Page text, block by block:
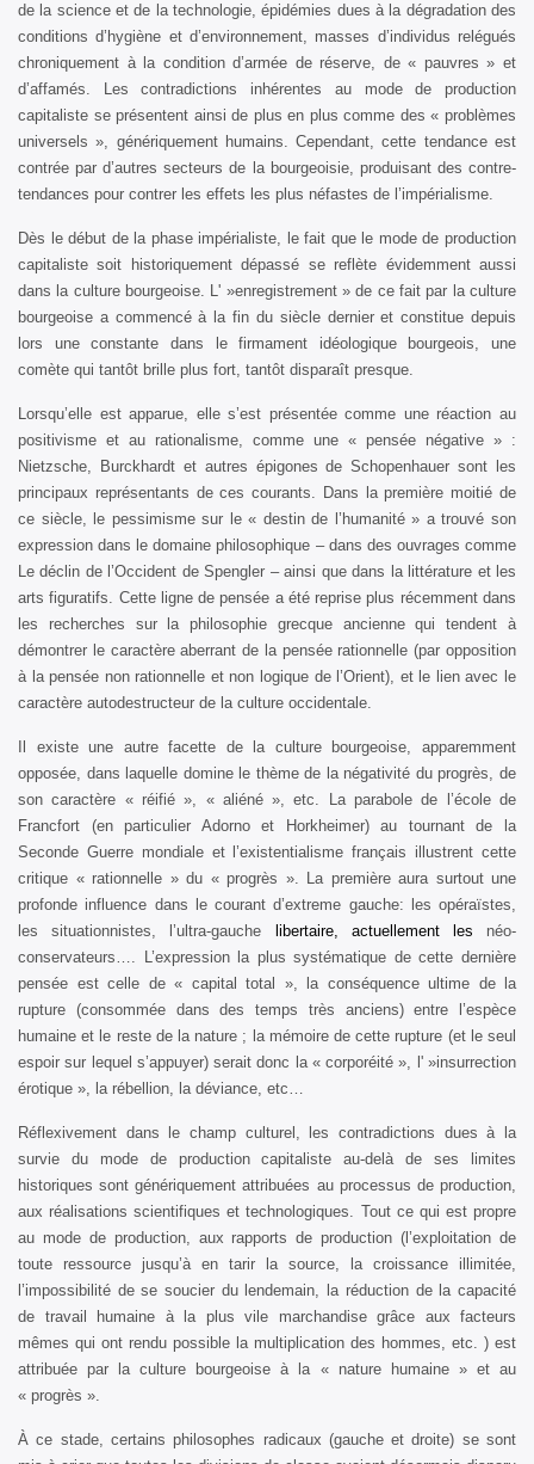
de la science et de la technologie, épidémies dues à la dégradation des
conditions d’hygiène et d’environnement, masses d’individus relégués
chroniquement à la condition d’armée de réserve, de « pauvres » et
d’affamés. Les contradictions inhérentes au mode de production
capitaliste se présentent ainsi de plus en plus comme des « problèmes
universels », génériquement humains. Cependant, cette tendance est
contrée par d’autres secteurs de la bourgeoisie, produisant des contre-
tendances pour contrer les effets les plus néfastes de l’impérialisme.
Dès le début de la phase impérialiste, le fait que le mode de production
capitaliste soit historiquement dépassé se reflète évidemment aussi
dans la culture bourgeoise. L' »enregistrement » de ce fait par la culture
bourgeoise a commencé à la fin du siècle dernier et constitue depuis
lors une constante dans le firmament idéologique bourgeois, une
comète qui tantôt brille plus fort, tantôt disparaît presque.
Lorsqu’elle est apparue, elle s’est présentée comme une réaction au
positivisme et au rationalisme, comme une « pensée négative » :
Nietzsche, Burckhardt et autres épigones de Schopenhauer sont les
principaux représentants de ces courants. Dans la première moitié de
ce siècle, le pessimisme sur le « destin de l’humanité » a trouvé son
expression dans le domaine philosophique – dans des ouvrages comme
Le déclin de l’Occident de Spengler – ainsi que dans la littérature et les
arts figuratifs. Cette ligne de pensée a été reprise plus récemment dans
les recherches sur la philosophie grecque ancienne qui tendent à
démontrer le caractère aberrant de la pensée rationnelle (par opposition
à la pensée non rationnelle et non logique de l’Orient), et le lien avec le
caractère autodestructeur de la culture occidentale.
Il existe une autre facette de la culture bourgeoise, apparemment
opposée, dans laquelle domine le thème de la négativité du progrès, de
son caractère « réifié », « aliéné », etc. La parabole de l’école de
Francfort (en particulier Adorno et Horkheimer) au tournant de la
Seconde Guerre mondiale et l’existentialisme français illustrent cette
critique « rationnelle » du « progrès ». La première aura surtout une
profonde influence dans le courant d’extreme gauche: les opéraïstes,
les situationnistes, l’ultra-gauche
libertaire, actuellement les néo-
conservateurs…. L’expression la plus systématique de cette dernière
pensée est celle de « capital total », la conséquence ultime de la
rupture (consommée dans des temps très anciens) entre l’espèce
humaine et le reste de la nature ; la mémoire de cette rupture (et le seul
espoir sur lequel s’appuyer) serait donc la « corporéité », l' »insurrection
érotique », la rébellion, la déviance, etc…
Réflexivement dans le champ culturel, les contradictions dues à la
survie du mode de production capitaliste au-delà de ses limites
historiques sont génériquement attribuées au processus de production,
aux réalisations scientifiques et technologiques. Tout ce qui est propre
au mode de production, aux rapports de production (l’exploitation de
toute ressource jusqu’à en tarir la source, la croissance illimitée,
l’impossibilité de se soucier du lendemain, la réduction de la capacité
de travail humaine à la plus vile marchandise grâce aux facteurs
mêmes qui ont rendu possible la multiplication des hommes, etc. ) est
attribuée par la culture bourgeoise à la « nature humaine » et au
« progrès ».
À ce stade, certains philosophes radicaux (gauche et droite) se sont